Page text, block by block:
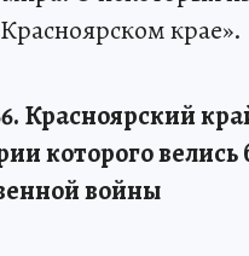
крае».
Красноярский
которого
войны